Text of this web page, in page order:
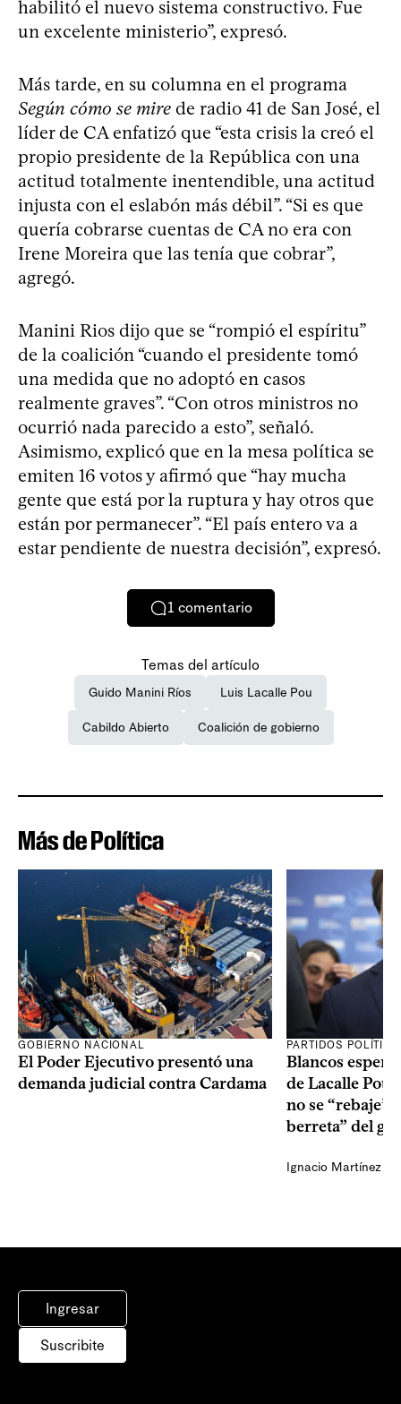
habilitó el nuevo sistema constructivo. Fue
un excelente ministerio”, expresó.
Más tarde, en su columna en el programa
Según cómo se mire de radio 41 de San José, el
líder de CA enfatizó que “esta crisis la creó el
propio presidente de la República con una
actitud totalmente inentendible, una actitud
injusta con el eslabón más débil”. “Si es que
quería cobrarse cuentas de CA no era con
Irene Moreira que las tenía que cobrar”,
agregó.
Manini Rios dijo que se “rompió el espíritu”
de la coalición “cuando el presidente tomó
una medida que no adoptó en casos
realmente graves”. “Con otros ministros no
ocurrió nada parecido a esto”, señaló.
Asimismo, explicó que en la mesa política se
emiten 16 votos y afirmó que “hay mucha
gente que está por la ruptura y hay otros que
están por permanecer”. “El país entero va a
estar pendiente de nuestra decisión”, expresó.
1 comentario
Temas del artículo
Guido Manini Ríos Luis Lacalle Pou
Cabildo Abierto Coalición de gobierno
Más de Política
GOBIERNO NACIONAL
El Poder Ejecutivo presentó una
demanda judicial contra Cardama
PARTIDOS
Blancos
de Lacalle Pou
no se “rebaje”
berreta” del
Ignacio Martínez
Ingresar
Suscribite